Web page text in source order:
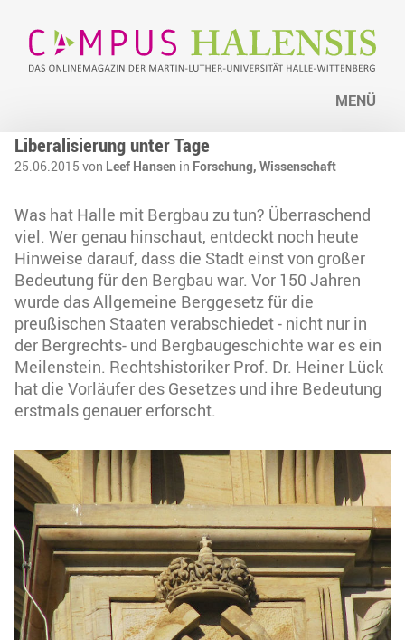
MENÜ
Liberalisierung unter Tage
25.06.2015 von Leef Hansen in Forschung, Wissenschaft
Was hat Halle mit Bergbau zu tun? Überraschend
viel. Wer genau hinschaut, entdeckt noch heute
Hinweise darauf, dass die Stadt einst von großer
Bedeutung für den Bergbau war. Vor 150 Jahren
wurde das Allgemeine Berggesetz für die
preußischen Staaten verabschiedet - nicht nur in
der Bergrechts- und Bergbaugeschichte war es ein
Meilenstein. Rechtshistoriker Prof. Dr. Heiner Lück
hat die Vorläufer des Gesetzes und ihre Bedeutung
erstmals genauer erforscht.